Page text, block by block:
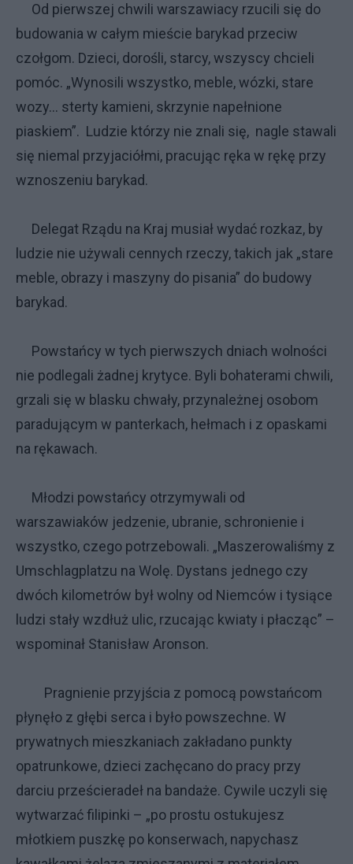
Od pierwszej chwili warszawiacy rzucili się do
budowania w całym mieście barykad przeciw
czołgom. Dzieci, dorośli, starcy, wszyscy chcieli
pomóc. „Wynosili wszystko, meble, wózki, stare
wozy... sterty kamieni, skrzynie napełnione
piaskiem”. Ludzie którzy nie znali się, nagle stawali
się niemal przyjaciółmi, pracując ręka w rękę przy
wznoszeniu barykad.
Delegat Rządu na Kraj musiał wydać rozkaz, by
ludzie nie używali cennych rzeczy, takich jak „stare
meble, obrazy i maszyny do pisania” do budowy
barykad.
Powstańcy w tych pierwszych dniach wolności
nie podlegali żadnej krytyce. Byli bohaterami chwili,
grzali się w blasku chwały, przynależnej osobom
paradującym w panterkach, hełmach i z opaskami
na rękawach.
Młodzi powstańcy otrzymywali od
warszawiaków jedzenie, ubranie, schronienie i
wszystko, czego potrzebowali. „Maszerowaliśmy z
Umschlagplatzu na Wolę. Dystans jednego czy
dwóch kilometrów był wolny od Niemców i tysiące
ludzi stały wzdłuż ulic, rzucając kwiaty i płacząc” –
wspominał Stanisław Aronson.
Pragnienie przyjścia z pomocą powstańcom
płynęło z głębi serca i było powszechne. W
prywatnych mieszkaniach zakładano punkty
opatrunkowe, dzieci zachęcano do pracy przy
darciu prześcieradeł na bandaże. Cywile uczyli się
wytwarzać filipinki – „po prostu ostukujesz
młotkiem puszkę po konserwach, napychasz